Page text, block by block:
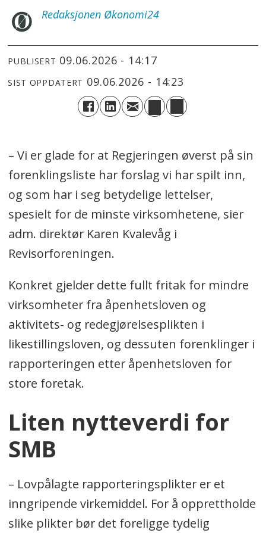
Redaksjonen Økonomi24
PUBLISERT 09.06.2026 - 14:17
SIST OPPDATERT 09.06.2026 - 14:23
– Vi er glade for at Regjeringen øverst på sin
forenklingsliste har forslag vi har spilt inn,
og som har i seg betydelige lettelser,
spesielt for de minste virksomhetene, sier
adm. direktør Karen Kvalevåg i
Revisorforeningen.
Konkret gjelder dette fullt fritak for mindre
virksomheter fra åpenhetsloven og
aktivitets- og redegjørelsesplikten i
likestillingsloven, og dessuten forenklinger i
rapporteringen etter åpenhetsloven for
store foretak.
Liten nytteverdi for
SMB
– Lovpålagte rapporteringsplikter er et
inngripende virkemiddel. For å opprettholde
slike plikter bør det foreligge tydelig